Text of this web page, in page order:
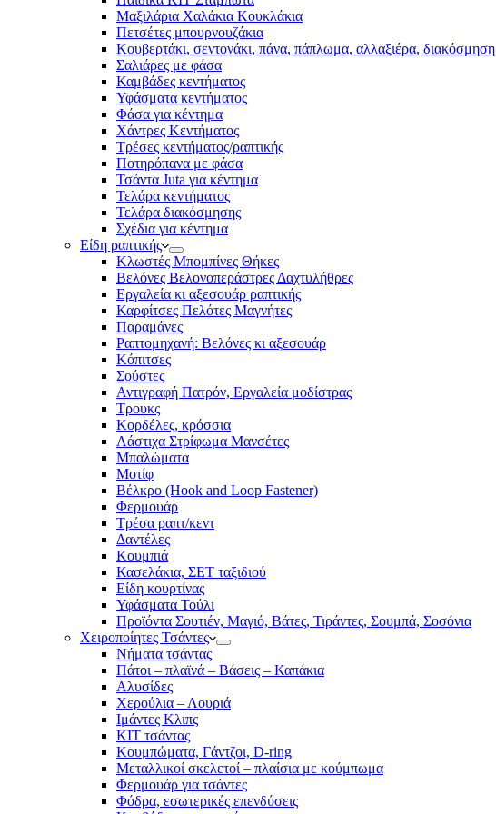
Μαξιλάρια Χαλάκια Κουκλάκια
Πετσέτες μπουρνουζάκια
Κουβερτάκι, σεντονάκι, πάνα, πάπλωμα, αλλαξιέρα, διακόσμηση
Σαλιάρες με φάσα
Καμβάδες κεντήματος
Υφάσματα κεντήματος
Φάσα για κέντημα
Χάντρες Κεντήματος
Τρέσες κεντήματος/ραπτικής
Ποτηρόπανα με φάσα
Τσάντα Juta για κέντημα
Τελάρα κεντήματος
Τελάρα διακόσμησης
Σχέδια για κέντημα
Είδη ραπτικής
Κλωστές Μπομπίνες Θήκες
Βελόνες Βελονοπεράστρες Δαχτυλήθρες
Εργαλεία κι αξεσουάρ ραπτικής
Καρφίτσες Πελότες Μαγνήτες
Παραμάνες
Ραπτομηχανή: Βελόνες κι αξεσουάρ
Κόπιτσες
Σούστες
Αντιγραφή Πατρόν, Εργαλεία μοδίστρας
Τρουκς
Κορδέλες, κρόσσια
Λάστιχα Στρίφωμα Μανσέτες
Μπαλώματα
Mοτίφ
Βέλκρο (Hook and Loop Fastener)
Φερμουάρ
Τρέσα ραπτ/κεντ
Δαντέλες
Κουμπιά
Κασελάκια, ΣΕΤ ταξιδιού
Είδη κουρτίνας
Υφάσματα Τούλι
Προϊόντα Σουτιέν, Μαγιό, Βάτες, Τιράντες, Σουμπά, Σοσόνια
Χειροποίητες Τσάντες
Νήματα τσάντας
Πάτοι – πλαϊνά – Βάσεις – Καπάκια
Αλυσίδες
Χερούλια – Λουριά
Ιμάντες Κλιπς
ΚΙΤ τσάντας
Κουμπώματα, Γάντζοι, D-ring
Μεταλλικοί σκελετοί – πλαίσια με κούμπωμα
Φερμουάρ για τσάντες
Φόδρα, εσωτερικές επενδύσεις